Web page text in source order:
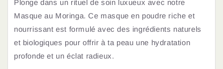
Plonge dans un rituel de soin luxueux avec notre
Masque au Moringa.Ce masque en poudre riche et
nourrissant est formulé avec des ingrédients naturels
et biologiques pour offrir à ta peau une hydratation
profonde et un éclat radieux.